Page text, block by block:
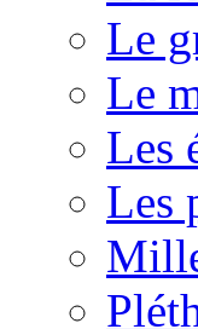
Le
Le
Les
Les